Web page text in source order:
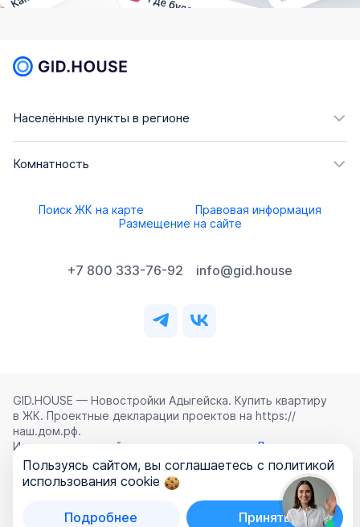
Населённые пункты в регионе
Комнатность
Поиск ЖК на карте
Правовая информация
Размещение на сайте
+7 800 333-76-92 info@gid.house
GID.HOUSE — Новостройки Адыгейска. Купить квартиру
в ЖК. Проектные декларации проектов на https://
наш.дом.рф.
Использование сайта означает согласие с
Лицензионным
соглашением
,Политикой конфиденциальностии
Политикой обработки персональных данных
ООО «ГИД.ХАУЗ»
Пользуясь сайтом, вы соглашаетесь с политикой
использования cookie
Подробнее Принять